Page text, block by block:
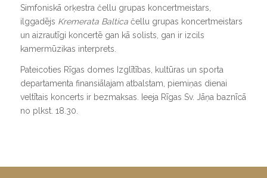
Simfoniskā orķestra čellu grupas koncertmeistars,
ilggadējs Kremerata Balticačellu grupas koncertmeistars
un aizrautīgi koncertē gan kā solists, gan ir izcils
kamermūzikas interprets.
Pateicoties Rīgas domes Izglītības, kultūras un sporta
departamenta finansiālajam atbalstam, piemiņas dienai
veltītais koncerts ir bezmaksas. Ieeja Rīgas Sv. Jāņa baznīcā
no plkst. 18.30.